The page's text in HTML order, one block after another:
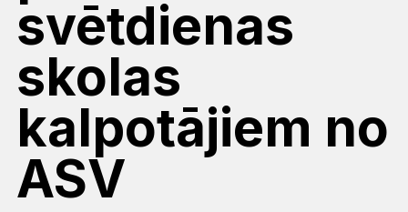
svētdienas
skolas
kalpotājiem no
ASV